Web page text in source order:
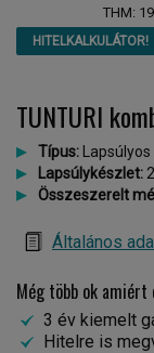
THM:
HITELKALKULÁTOR!
TUNTURI
Típus:
Lapsúlykészlet:
Összeszerelt
Általános
Még több ok
3 év kiemelt
Hitelre is